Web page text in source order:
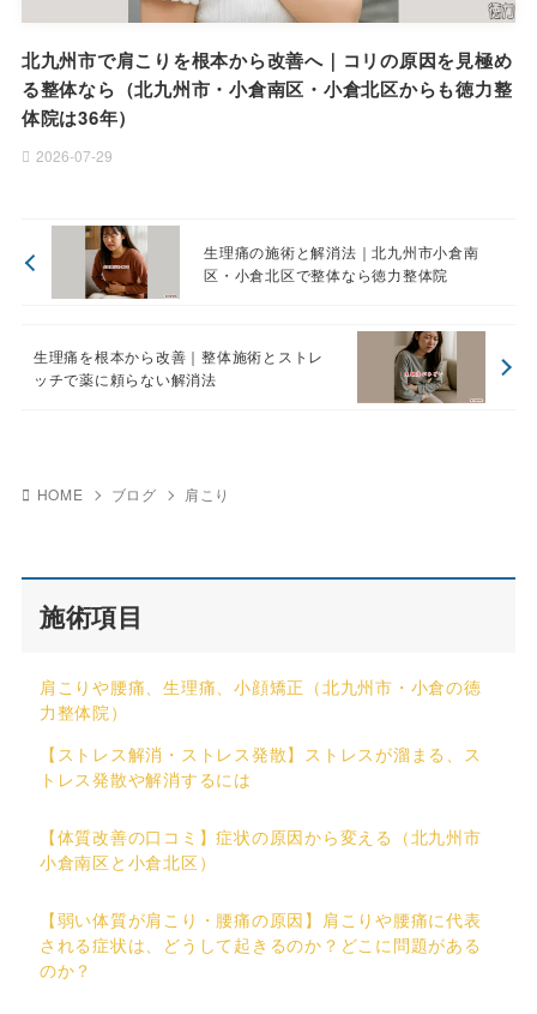
北九州市で肩こりを根本から改善へ｜コリの原因を見極め
る整体なら（北九州市・小倉南区・小倉北区からも徳力整
体院は36年）
2026-07-29
生理痛の施術と解消法｜北九州市小倉南
区・小倉北区で整体なら徳力整体院
生理痛を根本から改善｜整体施術とストレ
ッチで薬に頼らない解消法
HOME ブログ 肩こり
施術項目
肩こりや腰痛、生理痛、小顔矯正（北九州市・小倉の徳
力整体院）
【ストレス解消・ストレス発散】ストレスが溜まる、ス
トレス発散や解消するには
【体質改善の口コミ】症状の原因から変える（北九州市
小倉南区と小倉北区）
【弱い体質が肩こり・腰痛の原因】肩こりや腰痛に代表
される症状は、どうして起きるのか？どこに問題がある
のか？